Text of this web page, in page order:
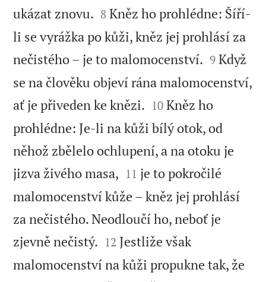
ukázat znovu. 

8 Kněz ho prohlédne: Šíří-
li se vyrážka po kůži, kněz jej prohlásí za
nečistého – je to malomocenství. 

9 Když
se na člověku objeví rána malomocenství,
ať je přiveden ke knězi. 

10 Kněz ho
prohlédne: Je-li na kůži bílý otok, od
něhož zbělelo ochlupení, a na otoku je
jizva živého masa, 

11 je to pokročilé
malomocenství kůže – kněz jej prohlásí
za nečistého. Neodloučí ho, neboť je
zjevně nečistý. 

12 Jestliže však
malomocenství na kůži propukne tak, že